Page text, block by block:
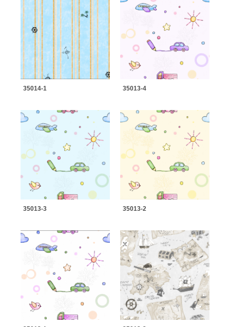
35014-1 35013-4
35013-3 35013-2